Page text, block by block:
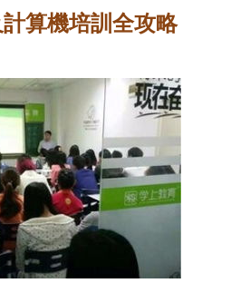
算機培訓全攻略